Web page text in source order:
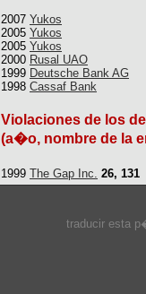
2007 Yukos
2005 Yukos
2005 Yukos
2000 Rusal UAO
1999 Deutsche Bank AG
1998 Cassaf Bank
Violaciones de los
(a�o, nombre de la
1999 The Gap Inc. 26, 131
traducir esta